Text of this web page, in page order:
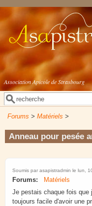
Aller au contenu principal
Association Apicole de Strasbourg
Formulaire de
Rechercher
Forums > Matériels >
Anneau pour pesée
Soumis par asapistradmin le lun,
Forums:
Matériels
Je pestais chaque fois que
toujours facile d'avoir une